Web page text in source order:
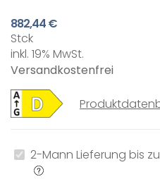
882,44 €
Stck
inkl. 19% MwSt.
Versandkostenfrei
2-Mann Lieferung bis